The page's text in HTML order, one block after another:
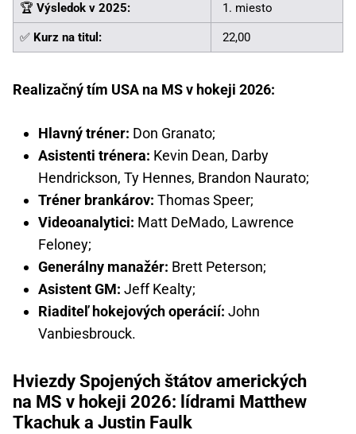
🏆 Výsledok v 2025: 1. miesto
✅ Kurz na titul: 22,00
Realizačný tím USA na MS v hokeji 2026:
Hlavný tréner: Don Granato;
Asistenti trénera: Kevin Dean, Darby
Hendrickson, Ty Hennes, Brandon Naurato;
Tréner brankárov: Thomas Speer;
Videoanalytici: Matt DeMado, Lawrence
Feloney;
Generálny manažér: Brett Peterson;
Asistent GM: Jeff Kealty;
Riaditeľ hokejových operácií: John
Vanbiesbrouck.
Hviezdy Spojených štátov amerických
na MS v hokeji 2026: lídrami Matthew
Tkachuk a Justin Faulk